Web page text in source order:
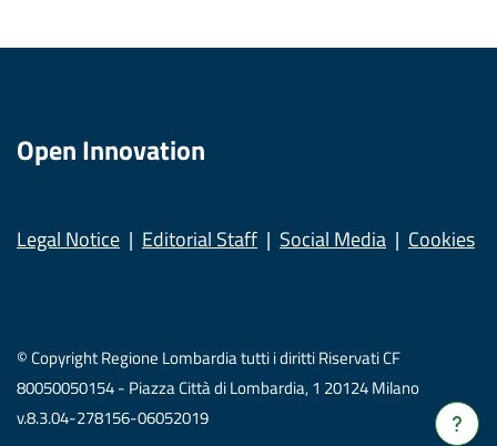
Verrà
Open Innovation
Legal Notice Editorial Staff Social Media Cookies
© Copyright Regione Lombardia tutti i diritti Riservati CF
80050050154 - Piazza Città di Lombardia, 1 20124 Milano
v.8.3.04-278156-06052019